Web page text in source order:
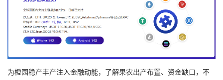
为橙园稳产丰产注入金融动能，了解果农出产布置、资金缺口，不